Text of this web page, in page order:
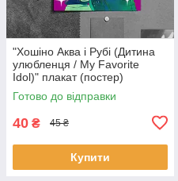
"Хошіно Аква і Рубі (Дитина
улюбленця / My Favorite
Idol)" плакат (постер)
розміром А5 (14х20см)
Готово до відправки
40 ₴ 45 ₴
Купити